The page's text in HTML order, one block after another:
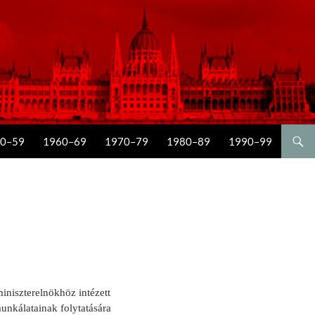
1960–69 1970–79 1980–89 1990–99
intézett
folytatására